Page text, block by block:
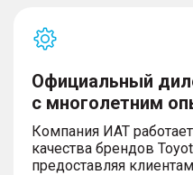
Официальный
с многолетним
Компания ИАТ
качества брендов
предоставляя